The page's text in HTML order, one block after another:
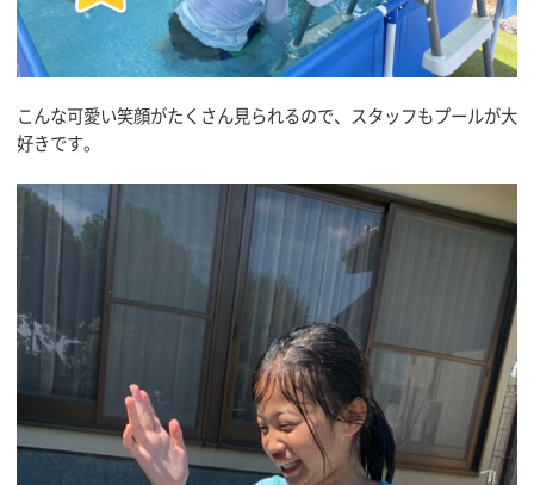
こんな可愛い笑顔がたくさん見られるので、スタッフもプールが大
好きです。